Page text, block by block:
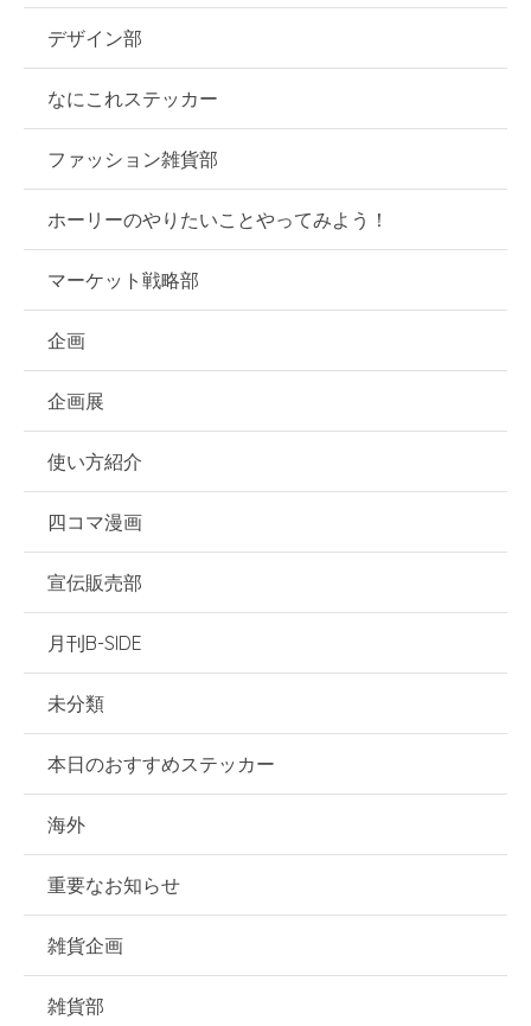
デザイン部
なにこれステッカー
ファッション雑貨部
ホーリーのやりたいことやってみよう！
マーケット戦略部
企画
企画展
使い方紹介
四コマ漫画
宣伝販売部
月刊B-SIDE
未分類
本日のおすすめステッカー
海外
重要なお知らせ
雑貨企画
雑貨部